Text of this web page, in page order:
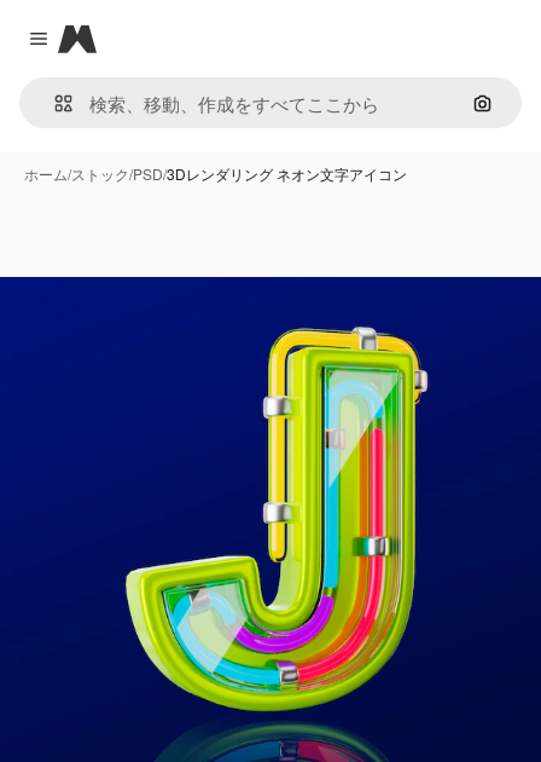
Close menu
Magnific
画像で
ホーム/ストック/PSD/3Dレンダリング ネオン文字アイコン